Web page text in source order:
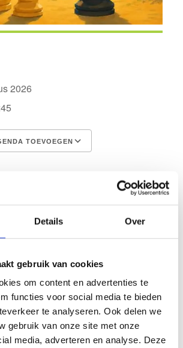
Details Over
gebruik van cookies
om content en advertenties te
functies voor social media te bieden
te analyseren. Ook delen we
gebruik van onze site met onze
media, adverteren en analyse. Deze
2026
TOEVOEGEN
Leerzame thema’s en diverse